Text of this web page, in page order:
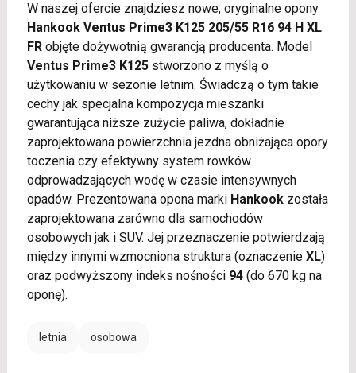
W naszej ofercie znajdziesz nowe, oryginalne opony
Hankook Ventus Prime3 K125 205/55 R16 94 H XL
FRobjęte dożywotnią gwarancją producenta. Model
Ventus Prime3 K125stworzono z myślą o
użytkowaniu w sezonie letnim. Świadczą o tym takie
cechy jak specjalna kompozycja mieszanki
gwarantująca niższe zużycie paliwa, dokładnie
zaprojektowana powierzchnia jezdna obniżająca opory
toczenia czy efektywny system rowków
odprowadzających wodę w czasie intensywnych
opadów. Prezentowana opona marki Hankookzostała
zaprojektowana zarówno dla samochodów
osobowych jak i SUV. Jej przeznaczenie potwierdzają
między innymi wzmocniona struktura (oznaczenie XL)
oraz podwyższony indeks nośności 94(do 670 kg na
oponę).
letnia osobowa